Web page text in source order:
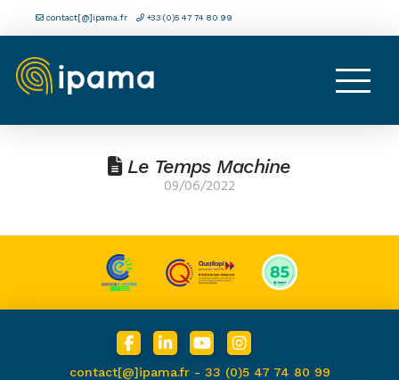
contact[@]ipama.fr +33 (0)5 47 74 80 99
Le Temps Machine
09/06/2022
contact[@]ipama.fr - 33 (0)5 47 74 80 99